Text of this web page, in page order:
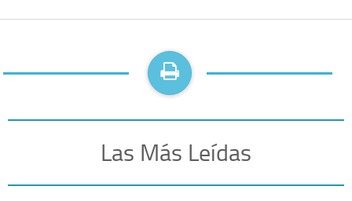
Las Más Leídas